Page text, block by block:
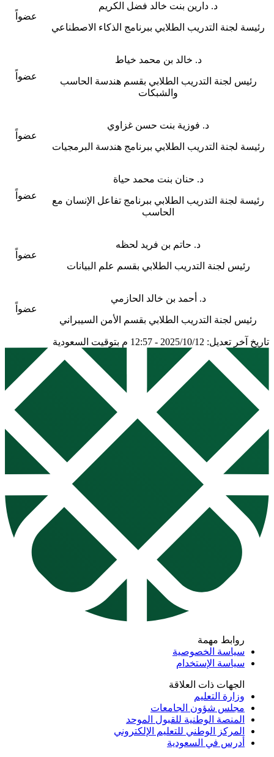
د. دارين بنت خالد فضل الكريم
رئيسة لجنة التدريب الطلابي ببرنامج الذكاء الاصطناعي
عضواً
د. خالد بن محمد خياط
رئيس لجنة التدريب الطلابي بقسم هندسة الحاسب
والشبكات
عضواً
د. فوزية بنت حسن غزاوي
رئيسة لجنة التدريب الطلابي ببرنامج هندسة البرمجيات
عضواً
د. حنان بنت محمد حياة
رئيسة لجنة التدريب الطلابي ببرنامج تفاعل الإنسان مع
الحاسب
عضواً
د. حاتم بن فريد لحظه
رئيس لجنة التدريب الطلابي بقسم علم البيانات
عضواً
د. أحمد بن خالد الحازمي
رئيس لجنة التدريب الطلابي بقسم الأمن السيبراني
عضواً
تاريخ آخر تعديل: 2025/10/12 - 12:57 م بتوقيت السعودية
روابط مهمة
سياسة الخصوصية
سياسة الإستخدام
الجهات ذات العلاقة
وزارة التعليم
مجلس شؤون الجامعات
المنصة الوطنية للقبول الموحد
المركز الوطني للتعليم الإلكتروني
أدرس في السعودية